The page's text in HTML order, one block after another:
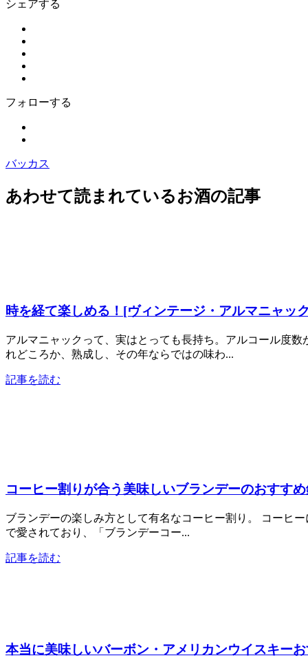
シェアする
フォローする
バッカス
あわせて読まれているお酒の記事
時を経て楽しめる！[ヴィンテージ・アルマニャッ
アルマニャックって、実はとっても長持ち。アルコール度
れどころか、熟成し、その年ならではの味わ...
記事を読む
コーヒー割りが合う美味しいブランデーのおすす
ブランデーの楽しみ方として有名なコーヒー割り。 コーヒ
で愛されており、「ブランデーコー...
記事を読む
本当に美味しいバーボン・アメリカンウイスキー